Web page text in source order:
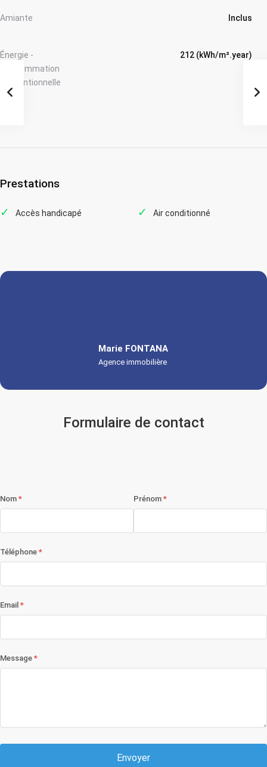
Amiante Inclus
Énergie -
Consommation
conventionnelle
212 (kWh/m².year)
Prestations
Accès handicapé Air conditionné
Marie FONTANA
Agence immobilière
Formulaire de contact
Nom Prénom
Téléphone
Email
Message
Envoyer